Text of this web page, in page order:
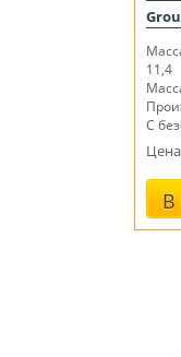
11,4
С
В